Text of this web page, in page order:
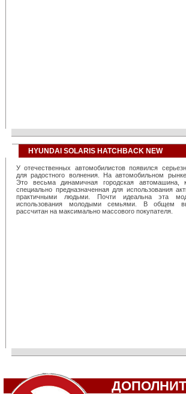
HYUNDAI SOLARIS HATCHBACK NEW
У отечественных автомобилистов появился
для радостного волнения. На автомобильном рынке
Это весьма динамичная городская автомашина,
специально предназначенная для использования
практичными людьми. Почти идеальна эта
использования молодыми семьями. В общем
рассчитан на максимально массового покупателя.